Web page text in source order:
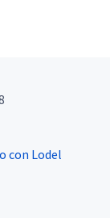
con Lodel